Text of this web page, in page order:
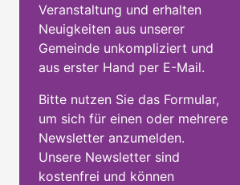
Veranstaltung und erhalten
Neuigkeiten aus unserer
Gemeinde unkompliziert und
aus erster Hand per E-Mail.
Bitte nutzen Sie das Formular,
um sich für einen oder mehrere
Newsletter anzumelden.
Unsere Newsletter sind
kostenfrei und können